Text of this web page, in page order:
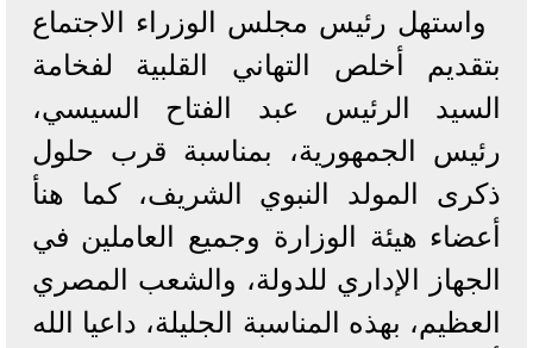
واستهل رئيس مجلس الوزراء الاجتماع
بتقديم أخلص التهاني القلبية لفخامة
السيد الرئيس عبد الفتاح السيسي،
رئيس الجمهورية، بمناسبة قرب حلول
ذكرى المولد النبوي الشريف، كما هنأ
أعضاء هيئة الوزارة وجميع العاملين في
الجهاز الإداري للدولة، والشعب المصري
العظيم، بهذه المناسبة الجليلة، داعيا الله